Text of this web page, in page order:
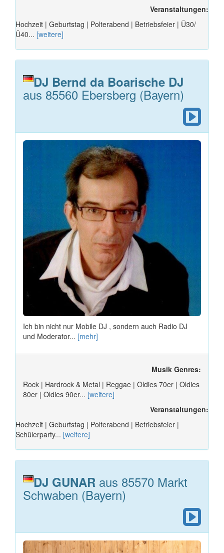
Veranstaltungen:
Hochzeit | Geburtstag | Polterabend | Betriebsfeier | Ü30/
Ü40... [weitere]
DJ Bernd da Boarische DJ
aus 85560 Ebersberg (Bayern)
Ich bin nicht nur Mobile DJ , sondern auch Radio DJ
und Moderator... [mehr]
Musik Genres:
Rock | Hardrock & Metal | Reggae | Oldies 70er | Oldies
80er | Oldies 90er... [weitere]
Veranstaltungen:
Hochzeit | Geburtstag | Polterabend | Betriebsfeier |
Schülerparty... [weitere]
DJ GUNAR aus 85570 Markt
Schwaben (Bayern)